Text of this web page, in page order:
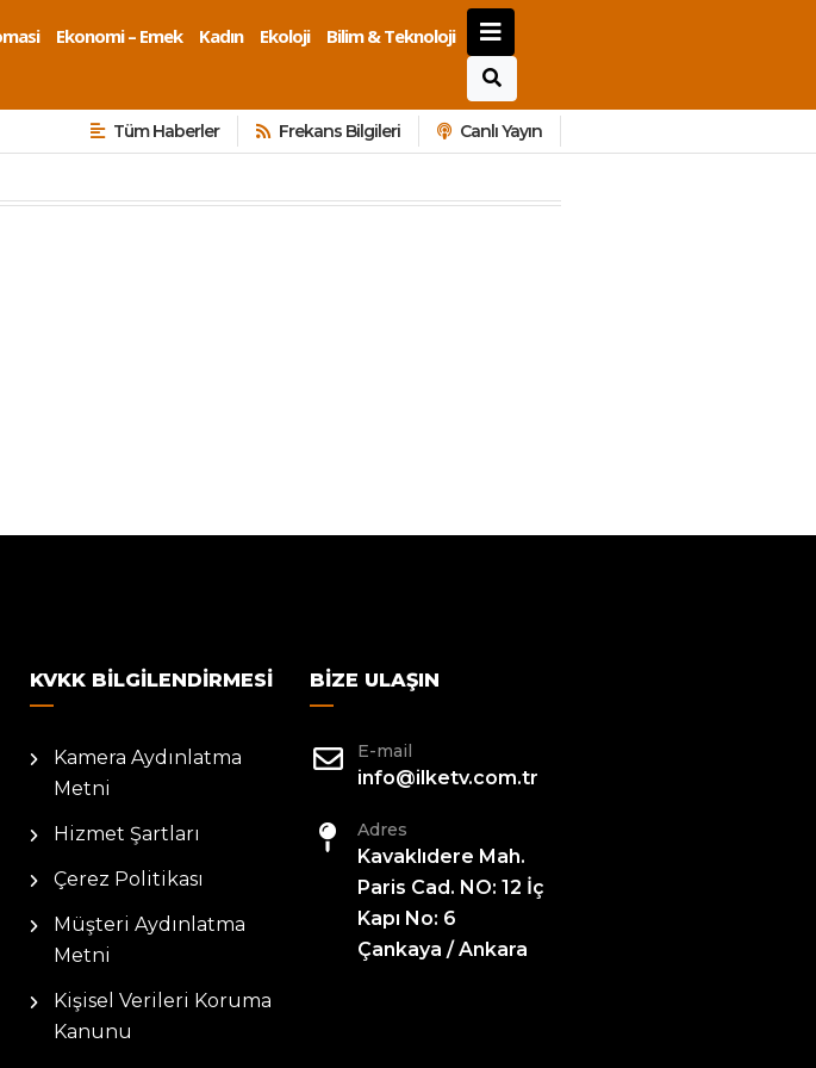
Ekonomi – Emek Kadın Ekoloji
Bilim & Teknoloji
Tüm Haberler Frekans Bilgileri Canlı Yayın
KVKK BILGILENDIRMESI
Kamera Aydınlatma
Metni
Hizmet Şartları
Çerez Politikası
Müşteri Aydınlatma
Metni
Kişisel Verileri Koruma
Kanunu
BIZE ULAŞIN
E-mail
info@ilketv.com.tr
Adres
Kavaklıdere Mah.
Paris Cad. NO: 12 İç
Kapı No: 6
Çankaya / Ankara